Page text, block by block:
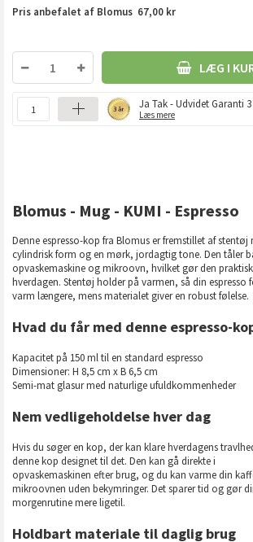
Pris anbefalet af Blomus 67,00 kr
LÆG I
Ja Tak - Udvidet Garanti
Læs mere
Blomus - Mug - KUMI - Espresso
Denne espresso-kop fra Blomus er fremstillet af stentøj
cylindrisk form og en mørk, jordagtig tone. Den tåler
opvaskemaskine og mikroovn, hvilket gør den
hverdagen. Stentøj holder på varmen, så din espresso
varm længere, mens materialet giver en robust følelse.
Hvad du får med denne espresso-
Kapacitet på 150 ml til en standard espresso
Dimensioner: H 8,5 cm x B 6,5 cm
Semi-mat glasur med naturlige ufuldkommenheder
Nem vedligeholdelse hver dag
Hvis du søger en kop, der kan klare hverdagens
denne kop designet til det. Den kan gå direkte i
opvaskemaskinen efter brug, og du kan varme din
mikroovnen uden bekymringer. Det sparer tid og gør
morgenrutine mere ligetil.
Holdbart materiale til daglig brug